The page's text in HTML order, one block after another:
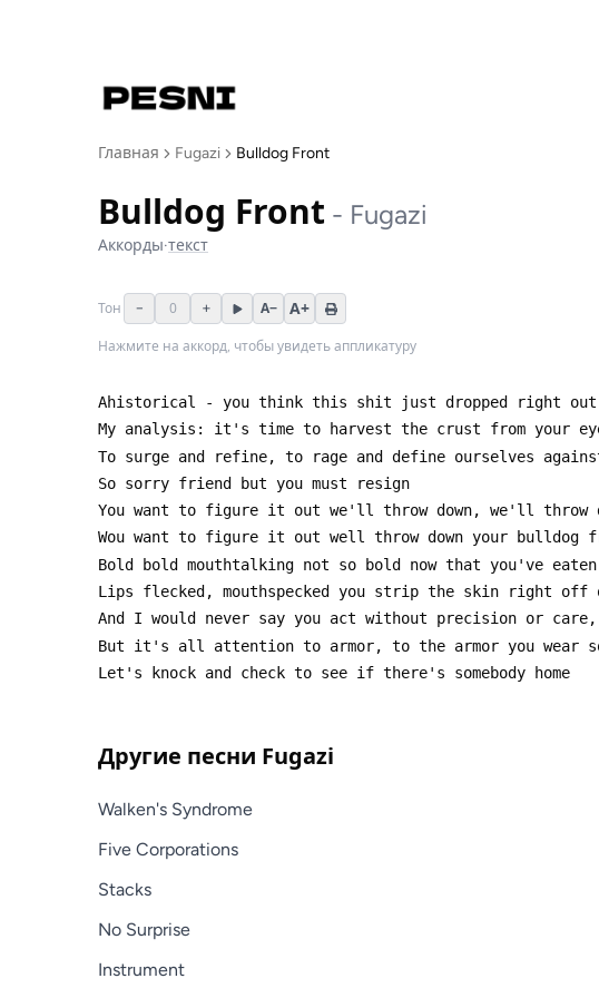
Главная Fugazi Bulldog Front
Bulldog Front - Fugazi
Аккорды·текст
Тон − 0 + A− A+
Нажмите на аккорд, чтобы увидеть аппликатуру
Другие песни Fugazi
Walken's Syndrome
Five Corporations
Stacks
No Surprise
Instrument